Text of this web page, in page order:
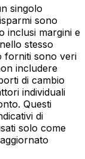
singolo
sono
inclusi margini e
stesso
forniti sono veri
includere
di cambio
individuali
Questi
di
solo come